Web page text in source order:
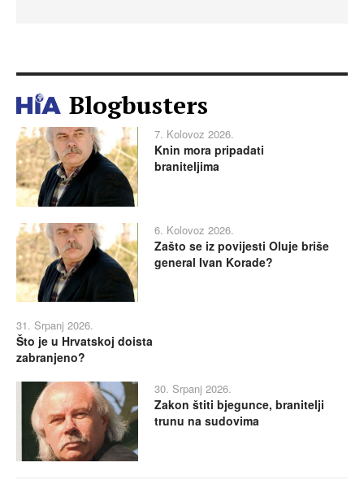
Blogbusters
7. Kolovoz 2026.
Knin mora pripadati
braniteljima
6. Kolovoz 2026.
Zašto se iz povijesti Oluje briše
general Ivan Korade?
31. Srpanj 2026.
Što je u Hrvatskoj doista
zabranjeno?
30. Srpanj 2026.
Zakon štiti bjegunce, branitelji
trunu na sudovima